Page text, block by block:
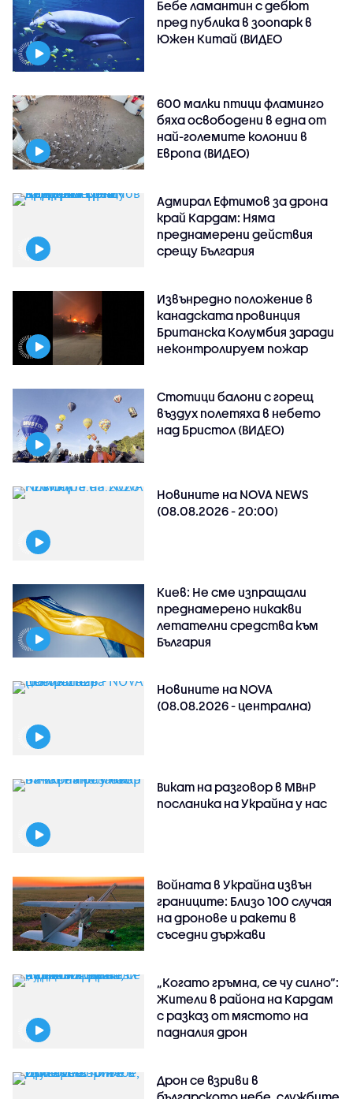
Бебе ламантин с дебют
пред публика в зоопарк в
Южен Китай (ВИДЕО
600 малки птици фламинго
бяха освободени в една от
най-големите колонии в
Европа (ВИДЕО)
Адмирал Ефтимов за дрона
край Кардам: Няма
преднамерени действия
срещу България
Извънредно положение в
канадската провинция
Британска Колумбия заради
неконтролируем пожар
Стотици балони с горещ
въздух полетяха в небето
над Бристол (ВИДЕО)
Новините на NOVA NEWS
(08.08.2026 - 20:00)
Киев: Не сме изпращали
преднамерено никакви
летателни средства към
България
Новините на NOVA
(08.08.2026 - централна)
Викат на разговор в МВнР
посланика на Украйна у нас
Войната в Украйна извън
границите: Близо 100 случая
на дронове и ракети в
съседни държави
„Когато гръмна, се чу силно“:
Жители в района на Кардам
с разказ от мястото на
падналия дрон
Дрон се взриви в